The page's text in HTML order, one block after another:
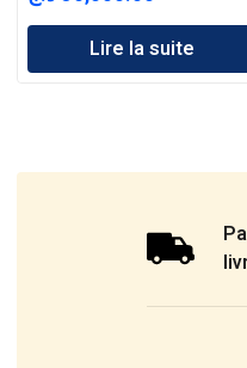
Lire la suite